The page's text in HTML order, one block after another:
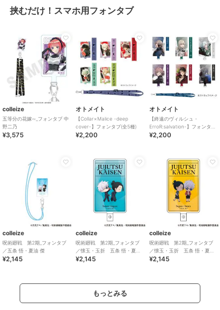
挟むだけ！スマホ用フォンタブ
colleize
五等分の花嫁∽_フォンタブ 中
野二乃
¥3,575
オトメイト
【Collar×Malice -deep
cover-】フォンタブ(全5種)
¥2,200
オトメイト
【終遠のヴィルシュ -
ErroR:salvation-】フォンタブ
(全6種)
¥2,200
colleize
呪術廻戦 第2期_フォンタブ
／五条 悟・夏油 傑
¥2,145
colleize
呪術廻戦 第2期_フォンタブ
／懐玉・玉折 五条 悟・夏油
傑 B
¥2,145
colleize
呪術廻戦 第2期_フォンタブ
／懐玉・玉折 五条 悟・夏油
傑 C
¥2,145
もっとみる